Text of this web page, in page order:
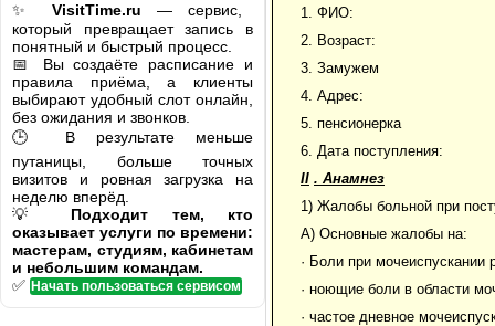
✨ VisitTime.ru — сервис,
который превращает запись в
понятный и быстрый процесс.
📅 Вы создаёте расписание и
правила приёма, а клиенты
выбирают удобный слот онлайн,
без ожидания и звонков.
🕒 В результате меньше
путаницы, больше точных
визитов и ровная загрузка на
неделю вперёд.
💡 Подходит тем, кто
оказывает услуги по времени:
мастерам, студиям, кабинетам
и небольшим командам.
✅ Начать пользоваться сервисом
1. ФИО:
2. Возраст:
3. Замужем
4. Адрес:
5. пенсионерка
6. Дата поступления:
II . Анамнез
1) Жалобы больной при
А) Основные жалобы на:
· Боли при
· ноющие боли в области
· частое дневное